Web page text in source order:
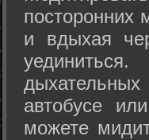
посторонних
и вдыхая
автобусе
можете